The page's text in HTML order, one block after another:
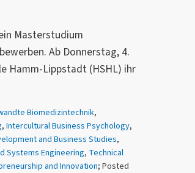
Masterstudium
Ab Donnerstag, 4.
Hamm-Lippstadt (HSHL) ihr
Biomedizintechnik,
, Intercultural Business Psychology,
and Business Studies,
Systems Engineering, Technical
and Innovation; Posted